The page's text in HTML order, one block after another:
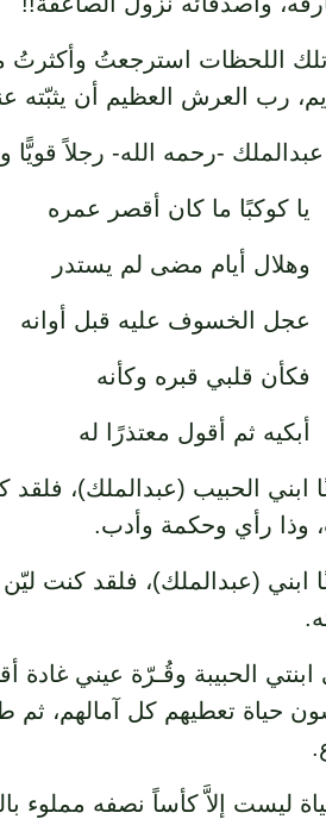
اللحظات استرجعتُ وأكثرتُ من
رب العرش العظيم أن
-رحمه الله- رجلاً
يا كوكبًا ما كان أقصر
وهلال أيام مضى لم
عجل الخسوف عليه قبل
فكأن قلبي قبره
أبكيه ثم أقول معتذرًا
ابني الحبيب (عبدالملك)، فلقد
وذا رأي وحكمة وأدب.
ابني (عبدالملك)، فلقد كنت
ابنتي الحبيبة وقُـرّة عيني
حياة تعطيهم كل آمالهم، ثم
ليست إلاَّ كأساً نصفه مملوء